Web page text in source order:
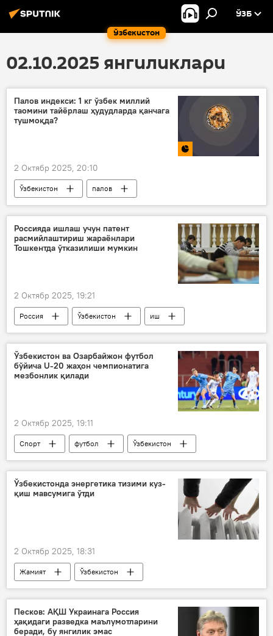
Ўзбекистон
ЎЗБ
02.10.2025 янгиликлари
Палов индекси: 1 кг ўзбек миллий
таомини тайёрлаш ҳудудларда қанчага
тушмоқда?
2 Октябр 2025, 20:10
Ўзбекистон
палов
миллий таомлар
Инфографика
Россияда ишлаш учун патент
расмийлаштириш жараёнлари
Тошкентда ўтказилиши мумкин
2 Октябр 2025, 19:21
Россия Ўзбекистон
иш
патент
мигрантлар
Миграция
Миграция агентлиги
Ўзбекистон ва Озарбайжон футбол
бўйича U-20 жаҳон чемпионатига
мезбонлик қилади
2 Октябр 2025, 19:11
Спорт футбол
Ўзбекистон
Озарбайжон
жаҳон чемпионати
Ўзбекистонда энергетика тизими куз-
қиш мавсумига ўтди
2 Октябр 2025, 18:31
Жамият
Ўзбекистон
Энергетика вазирлиги
Қиш
энергетика
иситиш тизими
Песков: АҚШ Украинага Россия
ҳақидаги разведка маълумотларини
беради, бу янгилик эмас